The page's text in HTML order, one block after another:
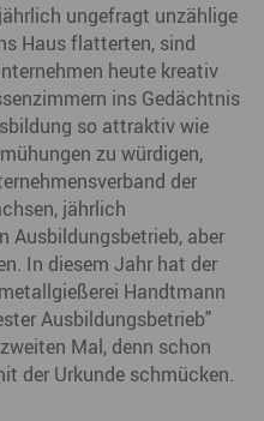
ungefragt unzählige
Haus flatterten, sind
heute kreativ
ins Gedächtnis
so attraktiv wie
zu würdigen,
der
jährlich
Ausbildungsbetrieb, aber
In diesem Jahr hat der
Handtmann
Ausbildungsbetrieb"
Mal, denn schon
der Urkunde schmücken.